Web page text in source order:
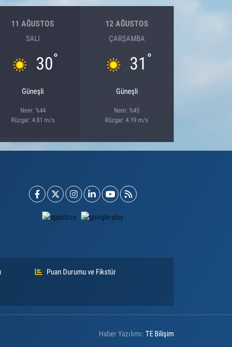
11 AĞUSTOS
SALI
30°
Güneşli
Nem: %44
Rüzgar: 4.81 m/s
12 AĞUSTOS
ÇARŞAMBA
31 °
Güneşli
Nem: %45
Rüzgar: 4.19 m/s
Puan Durumu ve Fikstür
Haber Yazılımı:TE Bilişim